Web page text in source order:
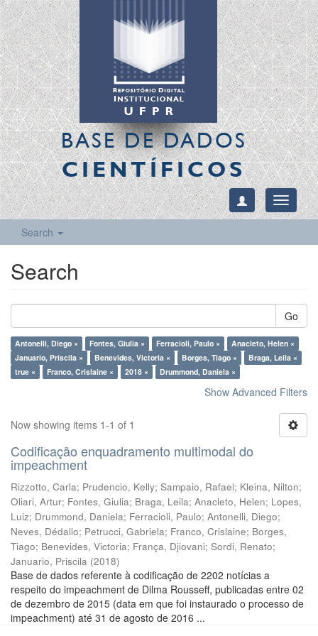
BASE DE DADOS
CIENTÍFICOS
Toggle
Search
Search
Go
Antonelli, Diego × Fontes, Giulia × Ferracioli, Paulo ×
Anacleto, Helen ×
Januario, Priscila ×
Benevides, Victoria × Borges, Tiago ×
Braga, Leila ×
true ×
Franco, Crislaine × 2018 × Drummond, Daniela ×
Show Advanced Filters
Now showing items 1-1 of 1
Codificação enquadramento multimodal do
impeachment
Rizzotto, Carla; Prudencio, Kelly; Sampaio, Rafael; Kleina, Nilton;
Oliari, Artur; Fontes, Giulia; Braga, Leila; Anacleto, Helen; Lopes,
Luiz; Drummond, Daniela; Ferracioli, Paulo; Antonelli, Diego;
Neves, Dédallo; Petrucci, Gabriela; Franco, Crislaine; Borges,
Tiago; Benevides, Victoria; França, Djiovani; Sordi, Renato;
Januario, Priscila (2018)
Base de dados referente à codificação de 2202 notícias a
respeito do impeachment de Dilma Rousseff, publicadas entre 02
de dezembro de 2015 (data em que foi instaurado o processo de
impeachment) até 31 de agosto de 2016 ...